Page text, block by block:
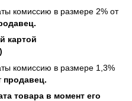
комиссию в размере 2% от
картой
комиссию в размере 1,3%
продавец.
товара в момент его